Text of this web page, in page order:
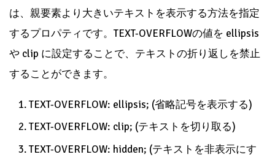
は、親要素より大きいテキストを表示する方法を指定
するプロパティです。TEXT-OVERFLOWの値を ellipsis
や clip に設定することで、テキストの折り返しを禁止
することができます。
TEXT-OVERFLOW: ellipsis; (省略記号を表示する)
TEXT-OVERFLOW: clip; (テキストを切り取る)
TEXT-OVERFLOW: hidden; (テキストを非表示にす